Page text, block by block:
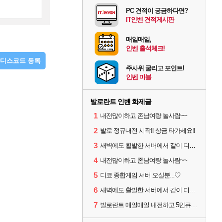
디스코드 등록
PC 견적이 궁금하다면?
IT인벤 견적게시판
매일매일,
인벤 출석체크!
주사위 굴리고 포인트!
인벤 마블
발로란트 인벤 화제글
1 내전많이하고 존남여랑 놀사람~~
2 발로 정규내전 시작!! 상금 타가세요!!
3 새벽에도 활발한 서버에서 같이 디코하면서 겜할 사람!
4 내전많이하고 존남여랑 놀사람~~
5 디코 종합게임 서버 오실분...♡
6 새벽에도 활발한 서버에서 같이 디코하면서 겜할 사람!
7 발로란트 매일매일 내전하고 5인큐 같이하실분!